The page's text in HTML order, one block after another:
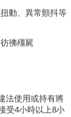
動、異常顫抖等
彿殭屍
法使用或持有將
受4小時以上8小